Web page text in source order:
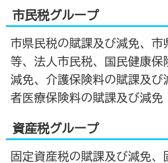
市民税グループ
市県民税の賦課及び減免、市
等、法人市民税、国民健康保
減免、介護保険料の賦課及び
者医療保険料の賦課及び減免
資産税グループ
固定資産税の賦課及び減免、